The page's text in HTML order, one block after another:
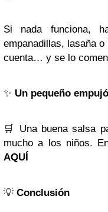
Si nada funciona,
empanadillas, lasaña
cuenta… y se lo
✨ Un pequeño
🛒
Una buena salsa
mucho a los niños.
AQUÍ
💡 Conclusión